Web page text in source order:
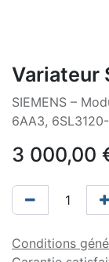
Variateur
SIEMENS –
6AA3,
3 000,00
Conditions